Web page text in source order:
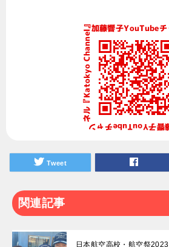
Tweet
関連記事
日本航空高校・航空祭2023